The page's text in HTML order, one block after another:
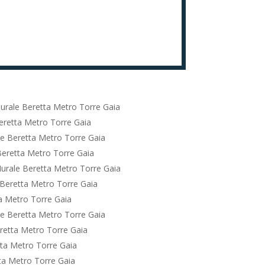
Beretta Metro Torre Gaia
Metro Torre Gaia
Beretta Metro Torre Gaia
Metro Torre Gaia
Beretta Metro Torre Gaia
Metro Torre Gaia
Metro Torre Gaia
Beretta Metro Torre Gaia
Metro Torre Gaia
Metro Torre Gaia
Metro Torre Gaia